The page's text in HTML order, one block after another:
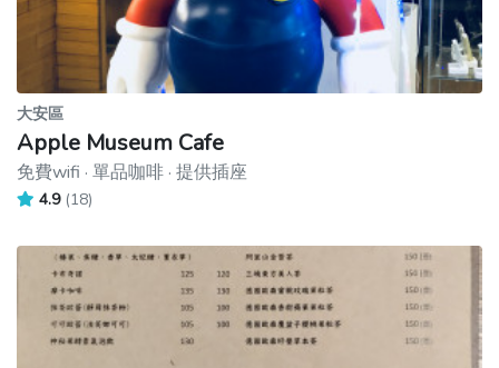
大安區
Apple Museum Cafe
免費wifi · 單品咖啡 · 提供插座
4.9 (18)